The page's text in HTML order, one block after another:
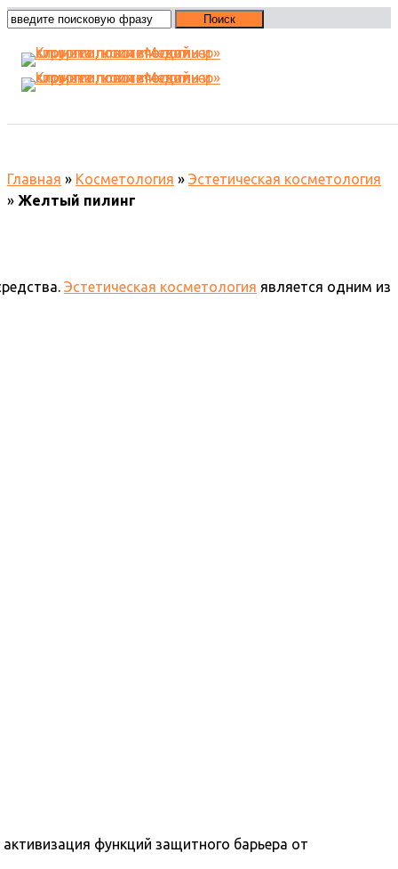
Главная » Косметология » Эстетическая косметология
» Желтый пилинг
Эстетическая косметология является одним из
функций защитного барьера от